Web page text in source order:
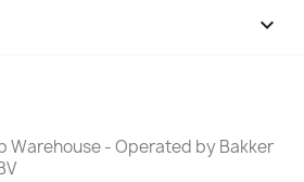
keyboard_arrow_down
Warehouse - Operated by Bakker